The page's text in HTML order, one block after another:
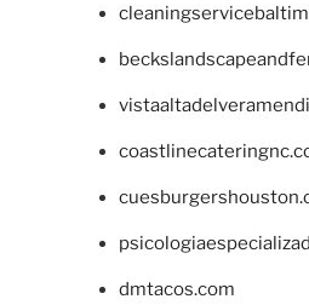
dmtacos.com